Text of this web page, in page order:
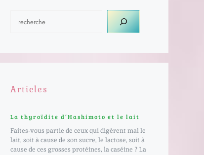
Articles
La thyroïdite d’Hashimoto et le lait
Faites-vous partie de ceux qui digèrent mal le
lait, soit à cause de son sucre, le lactose, soit à
cause de ces grosses protéines, la caséine ? La